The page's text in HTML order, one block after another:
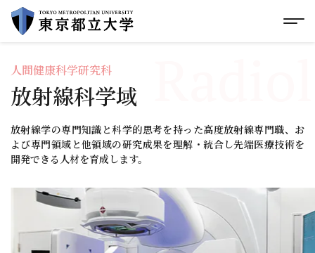
に
グローバルメニューにスキップ メ
人間健康科学研究科
放射線科学域
放射線学の専門知識と科学的思考を持った高度放射線専門職、お
よび専門領域と他領域の研究成果を理解・統合し先端医療技術を
開発できる人材を育成します。